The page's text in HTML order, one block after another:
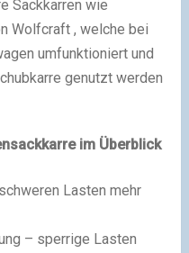
Sackkarren wie
Wolfcraft , welche bei
umfunktioniert und
genutzt werden
im Überblick
Lasten mehr
– sperrige Lasten